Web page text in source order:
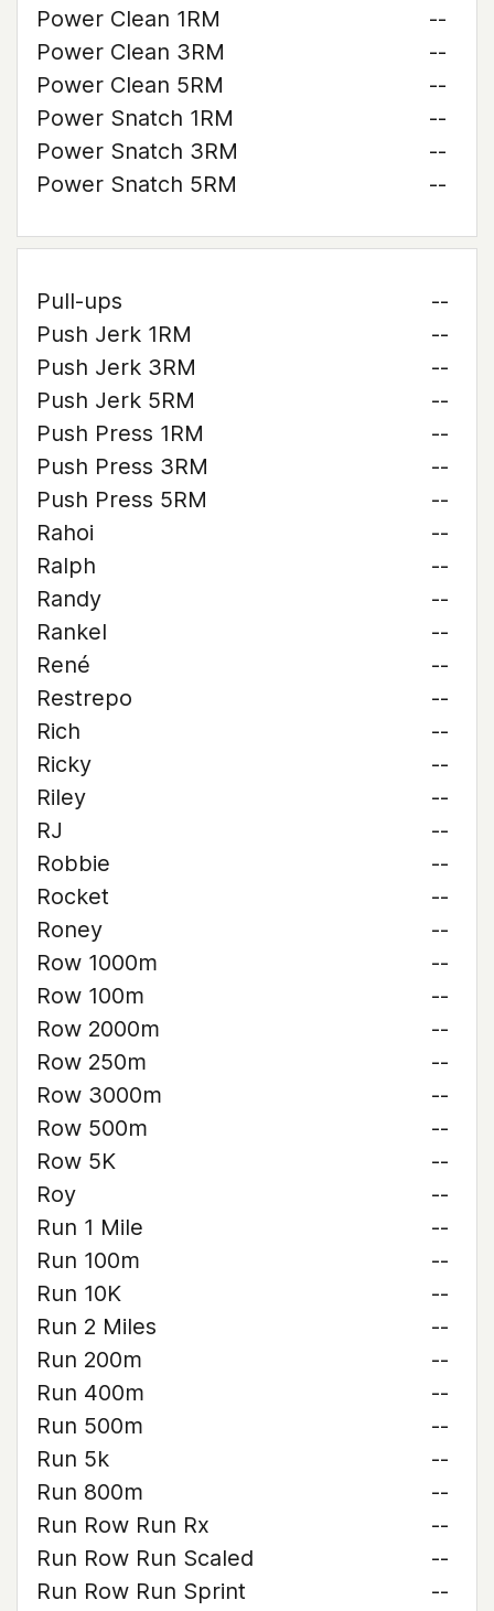
Power Clean 1RM
--
Power Clean 3RM
--
Power Clean 5RM
--
Power Snatch 1RM
--
Power Snatch 3RM
--
Power Snatch 5RM
--
Pull-ups
--
Push Jerk 1RM
--
Push Jerk 3RM
--
Push Jerk 5RM
--
Push Press 1RM
--
Push Press 3RM
--
Push Press 5RM
--
Rahoi
--
Ralph
--
Randy
--
Rankel
--
René
--
Restrepo
--
Rich
--
Ricky
--
Riley
--
RJ
--
Robbie
--
Rocket
--
Roney
--
Row 1000m
--
Row 100m
--
Row 2000m
--
Row 250m
--
Row 3000m
--
Row 500m
--
Row 5K
--
Roy
--
Run 1 Mile
--
Run 100m
--
Run 10K
--
Run 2 Miles
--
Run 200m
--
Run 400m
--
Run 500m
--
Run 5k
--
Run 800m
--
Run Row Run Rx
--
Run Row Run Scaled
--
Run Row Run Sprint
--